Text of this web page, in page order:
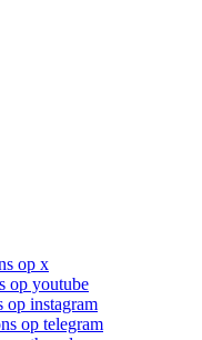
op x
op youtube
op instagram
op telegram